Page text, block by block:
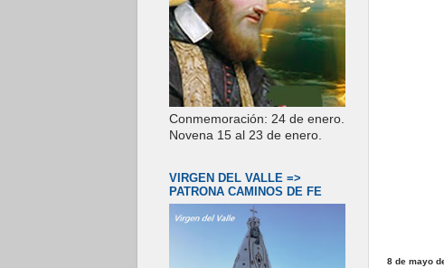
8 de mayo
Conmemoración: 24 de enero.
Novena 15 al 23 de enero.
VIRGEN DEL VALLE =>
PATRONA CAMINOS DE FE